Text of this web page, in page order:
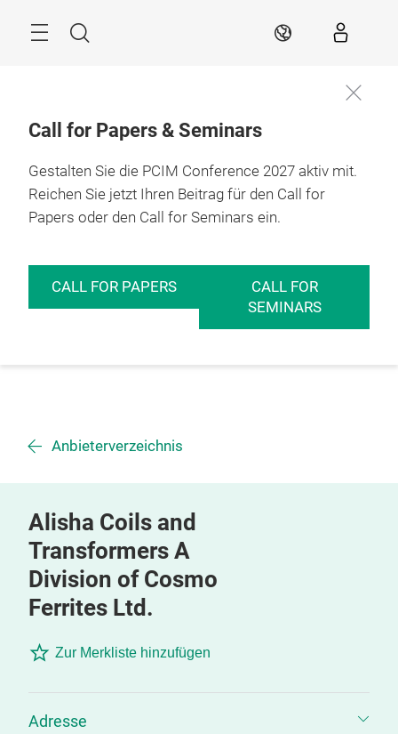
Suche DE
Call for Papers & Seminars
Gestalten Sie die PCIM Conference 2027 aktiv mit.
Reichen Sie jetzt Ihren Beitrag für den Call for
Papers oder den Call for Seminars ein.
CALL FOR PAPERS
CALL FOR
SEMINARS
Anbieterverzeichnis
Alisha Coils and
Transformers A
Division of Cosmo
Ferrites Ltd.
Zur Merkliste hinzufügen
Adresse